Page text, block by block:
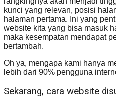
kunci yang relevan, posisi
halaman pertama. Ini yang
website kita yang bisa masuk
maka kesempatan mendapat
bertambah.
Oh ya, mengapa kami hanya
lebih dari 90% pengguna
Sekarang, cara website